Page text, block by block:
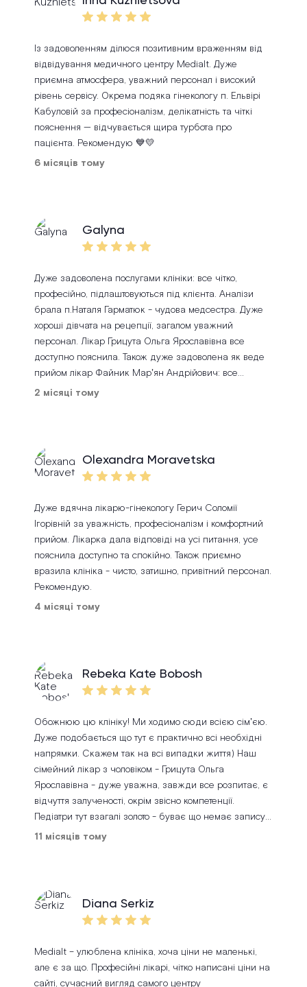
Із задоволенням ділюся позитивним враженням від
відвідування медичного центру Medialt. Дуже
приємна атмосфера, уважний персонал і високий
рівень сервісу. Окрема подяка гінекологу п. Ельвірі
Кабуловій за професіоналізм, делікатність та чіткі
пояснення — відчувається щира турбота про
пацієнта. Рекомендую 💙💛
6 місяців тому
Galyna
Дуже задоволена послугами клініки: все чітко,
професійно, підлаштовуються під клієнта. Аналізи
брала п.Наталя Гарматюк - чудова медсестра. Дуже
хороші дівчата на рецепції, загалом уважний
персонал. Лікар Грицута Ольга Ярославівна все
доступно пояснила. Також дуже задоволена як веде
прийом лікар Файник Марʼян Андрійович: все
пояснив, детально зробив узд. Одним словом,
2 місяці тому
Olexandra Moravetska
Дуже вдячна лікарю-гінекологу Герич Соломії
Ігорівній за уважність, професіоналізм і комфортний
прийом. Лікарка дала відповіді на усі питання, усе
пояснила доступно та спокійно. Також приємно
вразила клініка - чисто, затишно, привітний персонал.
Рекомендую.
4 місяці тому
Rebeka Kate Bobosh
Обожнюю цю клініку! Ми ходимо сюди всією сімʼєю.
Дуже подобається що тут є практично всі необхідні
напрямки. Скажем так на всі випадки життя) Наш
сімейний лікар з чоловіком - Грицута Ольга
Ярославівна - дуже уважна, завжди все розпитає, є
відчуття залученості, окрім звісно компетенції.
Педіатри тут взагалі золото - буває що немає запису
до нашого лікаря педіатра яка веде сина від
щеплення проходять на ура. Дякую Тульчак Тетяні та
Ковальовій Олені за те що постійно витягаєте мого
сина з хвороб! Окрема подяка Крук Олені - лору за
проходять швидко завдяки влучному лікуванню та
огляди дитина повністю адекватно проходить бо
11 місяців тому
Diana Serkiz
Medialt – улюблена клініка, хоча ціни не маленькі,
але є за що. Професійні лікарі, чітко написані ціни на
сайті, сучасний вигляд самого центру